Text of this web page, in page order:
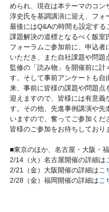
められ、現在は本テーマのコン
淳史氏を基調講演に迎え、フォ
最後にはQ&Aの時間も設定する
課題解決の道標となるべく飯室
フォーラムご参加前に、申込
いただき、また自社課題や問
監修の「読み物」を開催前に計
す。そして事前アンケートも自
来、事前に皆様の課題や問題点
迎えますので、皆様には有意義
す。その他、先進事例講演や
いますので、奮ってご参加くだ
皆様のご参加をお待ちしており
■東京のほか、名古屋・大阪・
2/14（火）名古屋開催の詳細は
2/21（金）大阪開催の詳細はこ
2/28（金）福岡開催の詳細はこ